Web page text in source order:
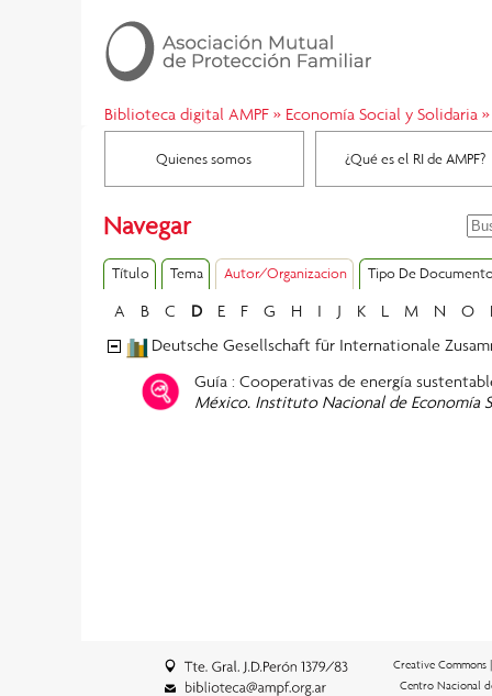
Biblioteca digital AMPF» Economía Social y Solidaria »
Quienes somos ¿Qué es el RI de AMPF?
Navegar
Título Tema Autor/Organizacion Tipo De
A B C D E F G H I J K L M N O
Deutsche Gesellschaft für Internationale
Guía : Cooperativas de energía
México. Instituto Nacional de Economía
Creative Commons
Centro Nacional